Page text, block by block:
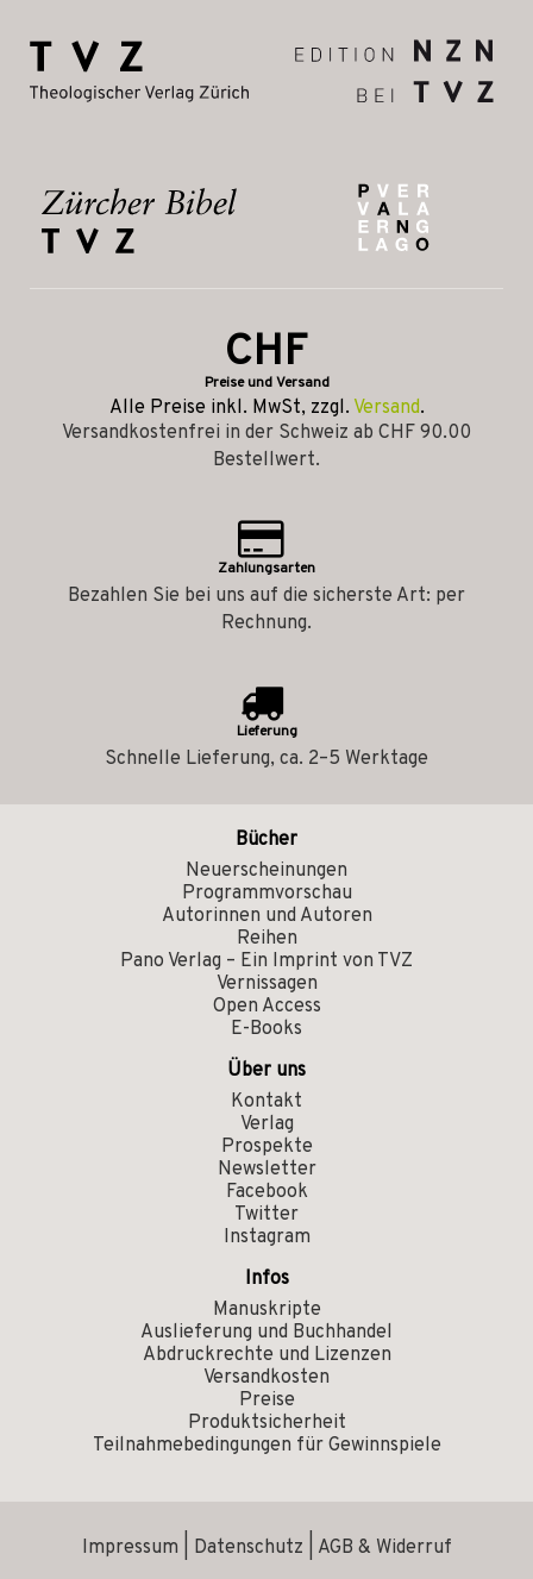
CHF
Preise und Versand
Alle Preise inkl. MwSt, zzgl. Versand.
Versandkostenfrei in der Schweiz ab CHF 90.00
Bestellwert.
Zahlungsarten
Bezahlen Sie bei uns auf die sicherste Art: per
Rechnung.
Lieferung
Schnelle Lieferung, ca. 2–5 Werktage
Bücher
Neuerscheinungen
Programmvorschau
Autorinnen und Autoren
Reihen
Pano Verlag – Ein Imprint von TVZ
Vernissagen
Open Access
E-Books
Über uns
Kontakt
Verlag
Prospekte
Newsletter
Facebook
Twitter
Instagram
Infos
Manuskripte
Auslieferung und Buchhandel
Abdruckrechte und Lizenzen
Versandkosten
Preise
Produktsicherheit
Teilnahmebedingungen für Gewinnspiele
Impressum Datenschutz AGB & Widerruf